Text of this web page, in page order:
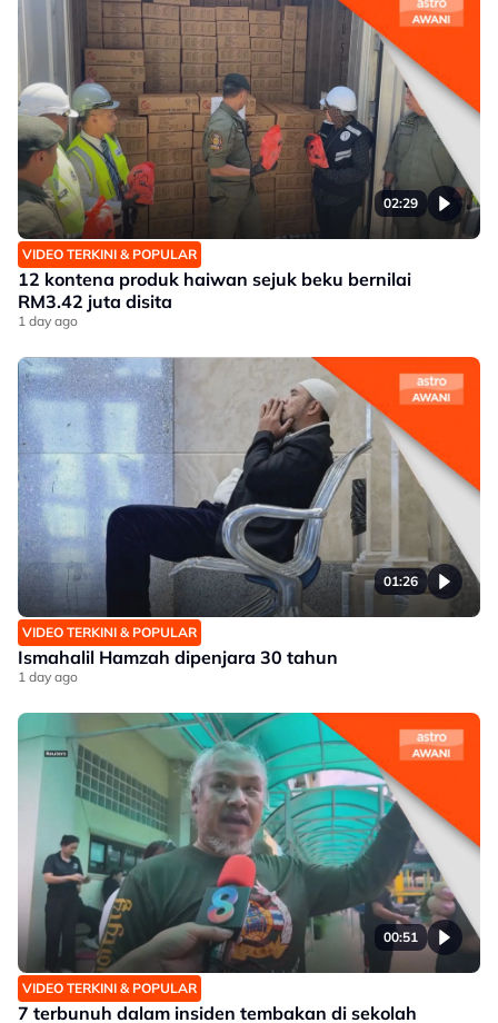
02:29
VIDEO TERKINI & POPULAR
12 kontena produk haiwan sejuk beku bernilai
RM3.42 juta disita
1 day ago
01:26
VIDEO TERKINI & POPULAR
Ismahalil Hamzah dipenjara 30 tahun
1 day ago
00:51
VIDEO TERKINI & POPULAR
7 terbunuh dalam insiden tembakan di sekolah